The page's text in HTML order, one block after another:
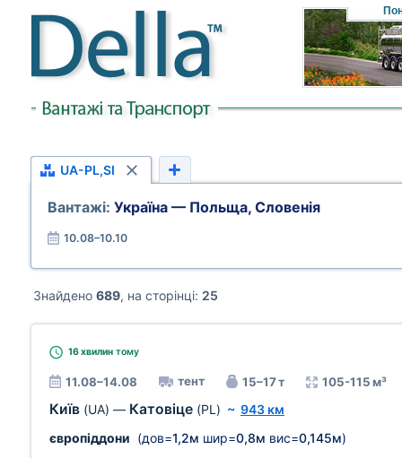
UA-PL,SI
Вантажі: Україна — Польща, Словенія
10.08–10.10
Знайдено 689, на сторінці: 25
16 хвилин тому
11.08–14.08 тент 15–17 т 105-115 м³
Київ (UA) — Катовіце (PL) ~ 943 км
європіддони (дов=1,2м шир=0,8м вис=0,145м)